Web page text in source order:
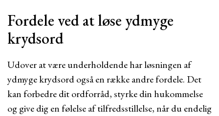
Fordele ved at løse ydmyge
krydsord
Udover at være underholdende har løsningen af
ydmyge krydsord også en række andre fordele. Det
kan forbedre dit ordforråd, styrke din hukommelse
og give dig en følelse af tilfredsstillelse, når du endelig